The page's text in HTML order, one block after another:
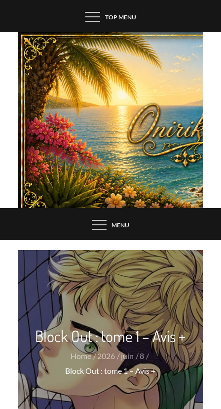
content
TOP MENU
MENU
Block Out : tome 1 – Avis +
Home 2026 juin
8
Block Out : tome 1 – Avis +